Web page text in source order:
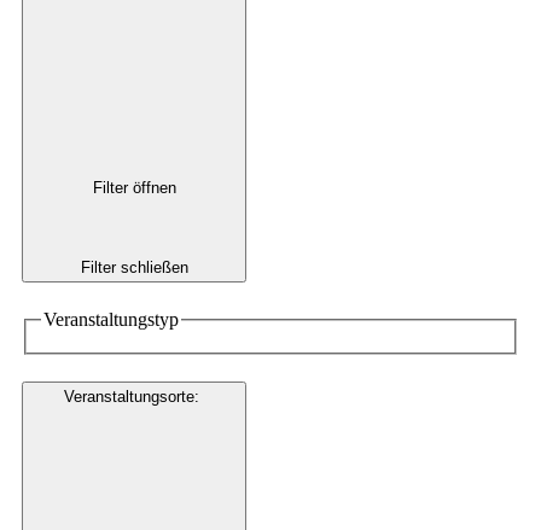
Filter öffnen
Filter schließen
Veranstaltungstyp
Veranstaltungsorte: